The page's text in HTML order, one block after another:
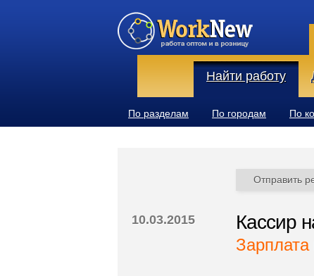
Найти работу
По разделам По городам По
Отправить
10.03.2015 Кассир
Зарплата